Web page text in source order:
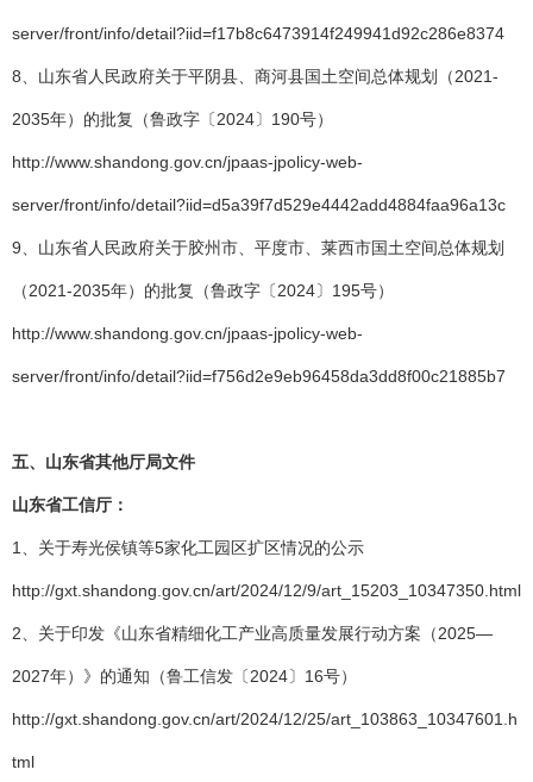
server/front/info/detail?iid=f17b8c6473914f249941d92c286e8374
8、山东省人民政府关于平阴县、商河县国土空间总体规划（2021-
2035年）的批复（鲁政字〔2024〕190号）
http://www.shandong.gov.cn/jpaas-jpolicy-web-
server/front/info/detail?iid=d5a39f7d529e4442add4884faa96a13c
9、山东省人民政府关于胶州市、平度市、莱西市国土空间总体规划
（2021-2035年）的批复（鲁政字〔2024〕195号）
http://www.shandong.gov.cn/jpaas-jpolicy-web-
server/front/info/detail?iid=f756d2e9eb96458da3dd8f00c21885b7
五、 山东省其他厅局文件
山东省工信厅：
1、关于寿光侯镇等5家化工园区扩区情况的公示
http://gxt.shandong.gov.cn/art/2024/12/9/art_15203_10347350.html
2、关于印发《山东省精细化工产业高质量发展行动方案（2025—
2027年）》的通知（鲁工信发〔2024〕16号）
http://gxt.shandong.gov.cn/art/2024/12/25/art_103863_10347601.h
tml